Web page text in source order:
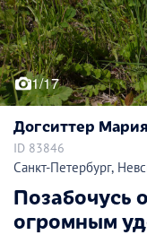
1/17
Догситтер
ID 83846
Санкт-Петербург,
Позабочусь
огромным